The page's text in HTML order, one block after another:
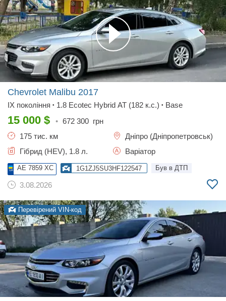
Chevrolet Malibu 2017
IX покоління • 1.8 Ecotec Hybrid АТ (182 к.с.) • Base
15 000 $ • 672 300 грн
175 тис. км
Дніпро (Дніпропетровськ)
Гібрид (HEV), 1.8 л.
Варіатор
AE 7859 XC 1G1ZJ5SU3HF122547 Був в ДТП
3.08.2026
Перевірений VIN-код